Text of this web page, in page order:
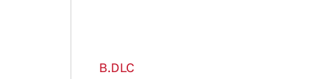
B.DLC